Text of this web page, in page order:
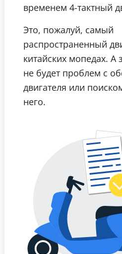
временем 4-тактный
Это, пожалуй, самый
распространенный
китайских мопедах. А
не будет проблем с
двигателя или
него.